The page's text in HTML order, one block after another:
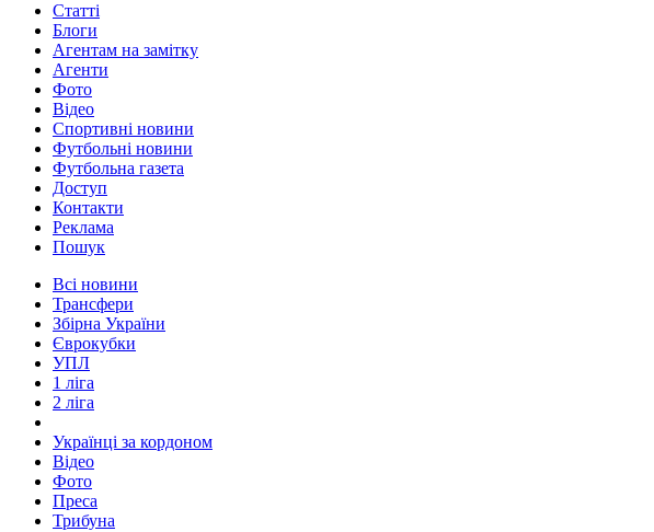
Статті
Блоги
Агентам на замітку
Агенти
Фото
Відео
Спортивні новини
Футбольні новини
Футбольна газета
Доступ
Контакти
Реклама
Пошук
Всі новини
Трансфери
Збірна України
Єврокубки
УПЛ
1 ліга
2 ліга
Українці за кордоном
Відео
Фото
Преса
Трибуна